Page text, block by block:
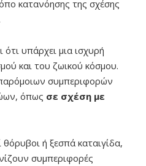
κατανόησης της σχέσης
υπάρχει μια ισχυρή
και του ζωικού κόσμου.
συμπεριφορών
όπως σε σχέση με
ή ξεσπά καταιγίδα,
συμπεριφορές